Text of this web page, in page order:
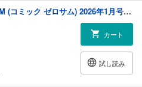
Comic ZERO-SUM (コミック ゼロサム) 2026年1月号[雑誌]
カート
試し読み